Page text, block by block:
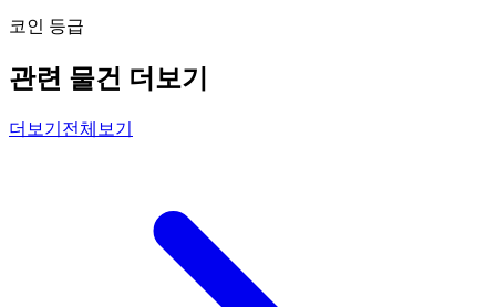
코인 등급
관련 물건 더보기
더보기 전체보기